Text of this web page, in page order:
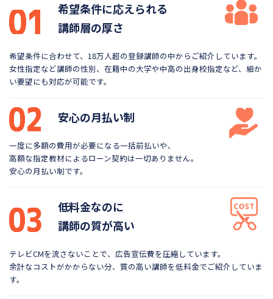
希望条件に応えられる
講師層の厚さ
希望条件に合わせて、18万人超の登録講師の中から ご紹介しています。
女性指定など講師の性別、在籍中の大学や中高の出身校指定など、細か
い要望にも対応が可能です。
安心の月払い制
一度に多額の費用が必要になる一括前払いや、
高額な指定教材によるローン契約は一切ありません。
安心の月払い制です。
低料金なのに
講師の質が高い
テレビCMを流さないことで、広告宣伝費を圧縮しています。
余計なコストがかからない分、質の高い講師を低料金でご紹介していま
す。